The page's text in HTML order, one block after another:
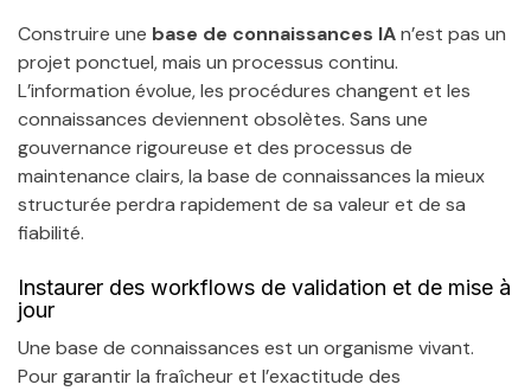
Construire une base de connaissances IAn’est pas un
projet ponctuel, mais un processus continu.
L’information évolue, les procédures changent et les
connaissances deviennent obsolètes. Sans une
gouvernance rigoureuse et des processus de
maintenance clairs, la base de connaissances la mieux
structurée perdra rapidement de sa valeur et de sa
fiabilité.
Instaurer des workflows de validation et de mise à
jour
Une base de connaissances est un organisme vivant.
Pour garantir la fraîcheur et l’exactitude des